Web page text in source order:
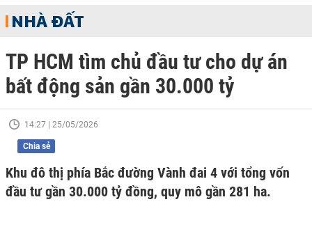
NHÀ ĐẤT
TP HCM tìm chủ đầu tư cho dự án
bất động sản gần 30.000 tỷ
14:27 | 25/05/2026
Chia sẻ
Khu đô thị phía Bắc đường Vành đai 4 với tổng vốn
đầu tư gần 30.000 tỷ đồng, quy mô gần 281 ha.